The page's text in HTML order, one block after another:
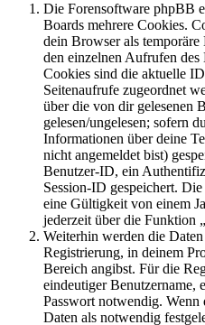
Die Forensoftware phpBB
Boards mehrere Cookies.
dein Browser als
den einzelnen Aufrufen des
Cookies sind die aktuelle
Seitenaufrufe zugeordnet
über die von dir gelesenen
gelesen/ungelesen; sofern
Informationen über deine
nicht angemeldet bist)
Benutzer-ID, ein
Session-ID gespeichert.
eine Gültigkeit von einem
jederzeit über die Funktion
Weiterhin werden die
Registrierung, in deinem
Bereich angibst. Für die
eindeutiger Benutzername,
Passwort notwendig.
Daten als notwendig